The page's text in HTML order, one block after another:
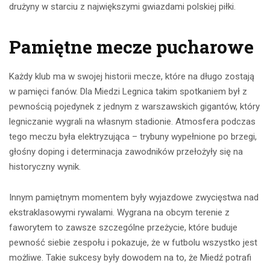
drużyny w starciu z największymi gwiazdami polskiej piłki.
Pamiętne mecze pucharowe
Każdy klub ma w swojej historii mecze, które na długo zostają
w pamięci fanów. Dla Miedzi Legnica takim spotkaniem był z
pewnością pojedynek z jednym z warszawskich gigantów, który
legniczanie wygrali na własnym stadionie. Atmosfera podczas
tego meczu była elektryzująca – trybuny wypełnione po brzegi,
głośny doping i determinacja zawodników przełożyły się na
historyczny wynik.
Innym pamiętnym momentem były wyjazdowe zwycięstwa nad
ekstraklasowymi rywalami. Wygrana na obcym terenie z
faworytem to zawsze szczególne przeżycie, które buduje
pewność siebie zespołu i pokazuje, że w futbolu wszystko jest
możliwe. Takie sukcesy były dowodem na to, że Miedź potrafi